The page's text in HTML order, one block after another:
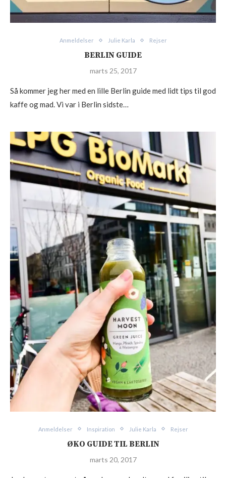
Anmeldelser Julie Karla Rejser
BERLIN GUIDE
marts 25, 2017
Så kommer jeg her med en lille Berlin guide med lidt tips til god
kaffe og mad. Vi var i Berlin sidste…
Anmeldelser Inspiration Julie Karla Rejser
ØKO GUIDE TIL BERLIN
marts 20, 2017